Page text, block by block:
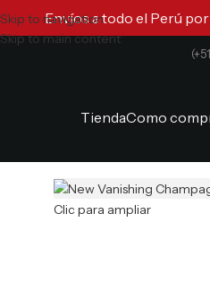
Skip to navigation
Skip to main content
Envíos a todo el Perú
TiendaComo
Clic para ampliar